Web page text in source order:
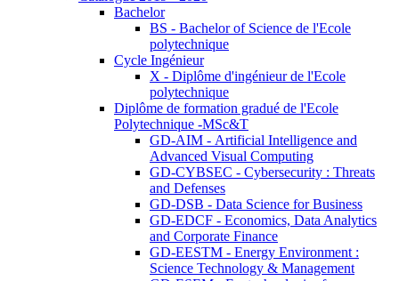
Bachelor
BS - Bachelor of Science de l'Ecole
polytechnique
Cycle Ingénieur
X - Diplôme d'ingénieur de l'Ecole
polytechnique
Diplôme de formation gradué de l'Ecole
Polytechnique -MSc&T
GD-AIM - Artificial Intelligence and
Advanced Visual Computing
GD-CYBSEC - Cybersecurity : Threats
and Defenses
GD-DSB - Data Science for Business
GD-EDCF - Economics, Data Analytics
and Corporate Finance
GD-EESTM - Energy Environment :
Science Technology & Management